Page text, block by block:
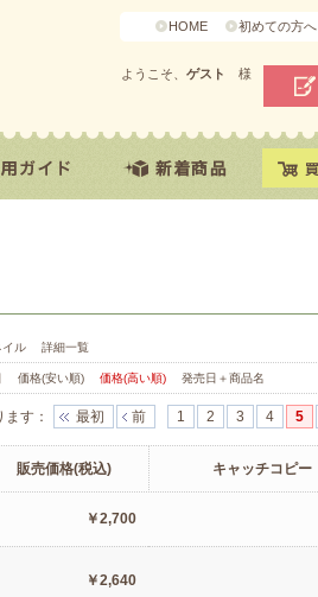
HOME 初めての方へ
ようこそ、 ゲスト 様
イル 詳細一覧
価格(安い順) 価格(高い順) 発売日＋商品名
ます ： 最初 前 1 2 3 4 5
販売価格(税込) キャッチコピー
￥2,700
￥2,640